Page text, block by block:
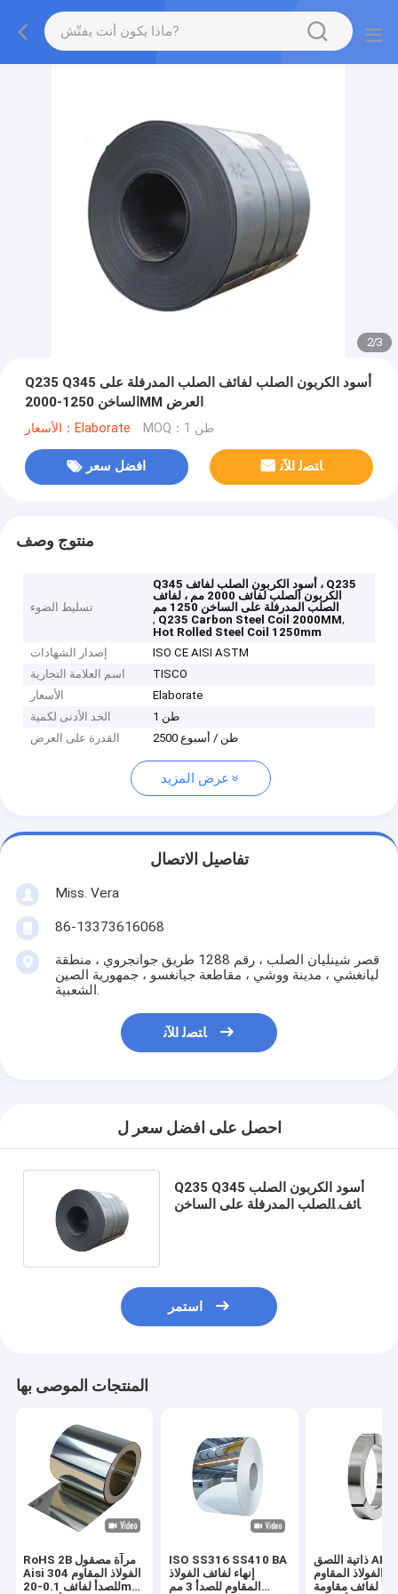
2/3
Q235 Q345 أسود الكربون الصلب لفائف الصلب المدرفلة على
الساخن 1250-2000MM العرض
الأسعار：Elaborate MOQ：1 طن
افضل سعر ﺎﺘﺼﻟ ﺍﻶﻧ
منتوج وصف
تسليط الضوء
Q345 أسود الكربون الصلب لفائف ، Q235
الكربون الصلب لفائف 2000 مم ، لفائف
الصلب المدرفلة على الساخن 1250 مم
, Q235 Carbon Steel Coil 2000MM,
Hot Rolled Steel Coil 1250mm
إصدار الشهادات
ISO CE AISI ASTM
اسم العلامة التجارية
TISCO
الأسعار
Elaborate
الحد الأدنى لكمية
1 طن
القدرة على العرض
2500 طن / أسبوع
عرض المزيد
تفاصيل الاتصال
Miss. Vera
86-13373616068
قصر شينليان الصلب ، رقم 1288 طريق جوانجروي ، منطقة
ليانغشي ، مدينة ووشي ، مقاطعة جيانغسو ، جمهورية الصين
ﺎﺘﺼﻟ ﺍﻶﻧ
احصل على افضل سعر ل
Q235 Q345 أسود الكربون الصلب
لفائف الصلب المدرفلة على الساخن
استمر
المنتجات الموصى بها
RoHS 2B مرآة مصقول
Aisi 304 الفولاذ المقاوم
للصدأ لفائف 0.1-20mm
ISO SS316 SS410 BA
إنهاء لفائف الفولاذ
المقاوم للصدأ 3 مم
ذاتية اللصق AISI 421
الفولاذ المقاوم
لفائف مقاومة